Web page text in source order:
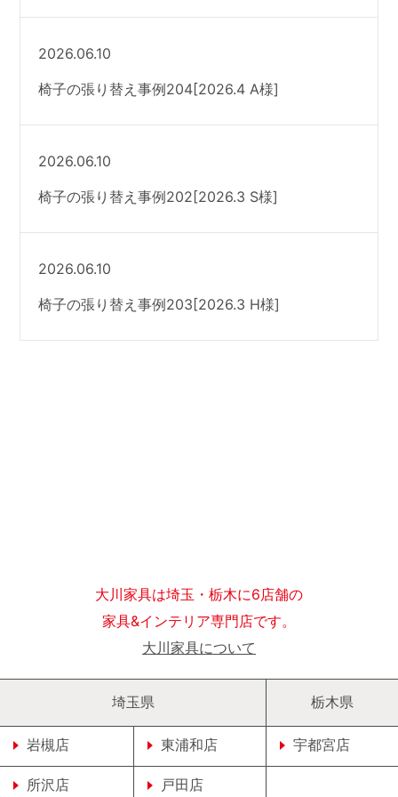
2026.06.10
椅子の張り替え事例204[2026.4 A様]
2026.06.10
椅子の張り替え事例202[2026.3 S様]
2026.06.10
椅子の張り替え事例203[2026.3 H様]
大川家具は埼玉・栃木に6店舗の
家具&インテリア専門店です。
大川家具について
埼玉県
岩槻店 東浦和店
所沢店 戸田店
栃木県
宇都宮店